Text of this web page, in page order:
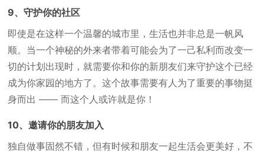
9、守护你的社区
即使是在这样一个温馨的城市里，生活也并非总是一帆风
顺。当一个神秘的外来者带着可能会为了一己私利而改变一
切的计划出现时，就需要你和你的新朋友们来守护这个已经
成为你家园的地方了。这个故事需要有人为了重要的事物挺
身而出 —— 而这个人或许就是你！
10、邀请你的朋友加入
独自做事固然不错，但有时候和朋友一起生活会更美好，不